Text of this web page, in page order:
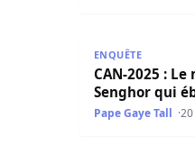
ENQUÊTE
CAN-2025 :
Senghor qui
Pape Gaye Tall